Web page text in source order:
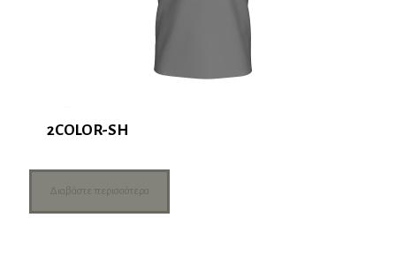
2COLOR-SH
Διαβάστε περισσότερα